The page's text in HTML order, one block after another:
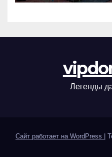
Легенды
Сайт работает на WordPress